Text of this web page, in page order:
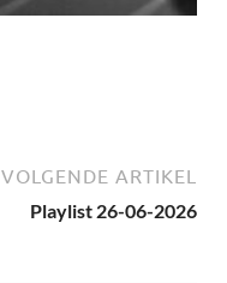
VOLGENDE ARTIKEL
Playlist 26-06-2026